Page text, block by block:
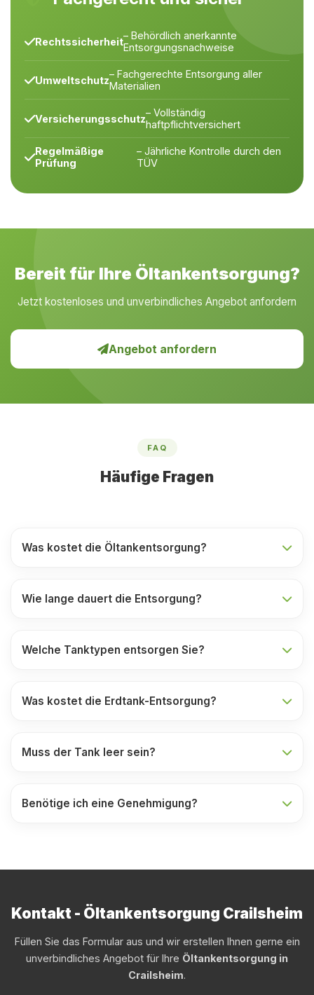
Rechtssicherheit– Behördlich anerkannte
Entsorgungsnachweise
Umweltschutz– Fachgerechte Entsorgung aller
Materialien
Versicherungsschutz– Vollständig
haftpflichtversichert
Regelmäßige
Prüfung
– Jährliche Kontrolle durch den
TÜV
Bereit für Ihre Öltankentsorgung?
Jetzt kostenloses und unverbindliches Angebot anfordern
Angebot anfordern
FAQ
Häufige Fragen
Was kostet die Öltankentsorgung?
Wie lange dauert die Entsorgung?
Welche Tanktypen entsorgen Sie?
Was kostet die Erdtank-Entsorgung?
Muss der Tank leer sein?
Benötige ich eine Genehmigung?
Kontakt - Öltankentsorgung Crailsheim
Füllen Sie das Formular aus und wir erstellen Ihnen gerne ein
unverbindliches Angebot für Ihre Öltankentsorgung in
Crailsheim.